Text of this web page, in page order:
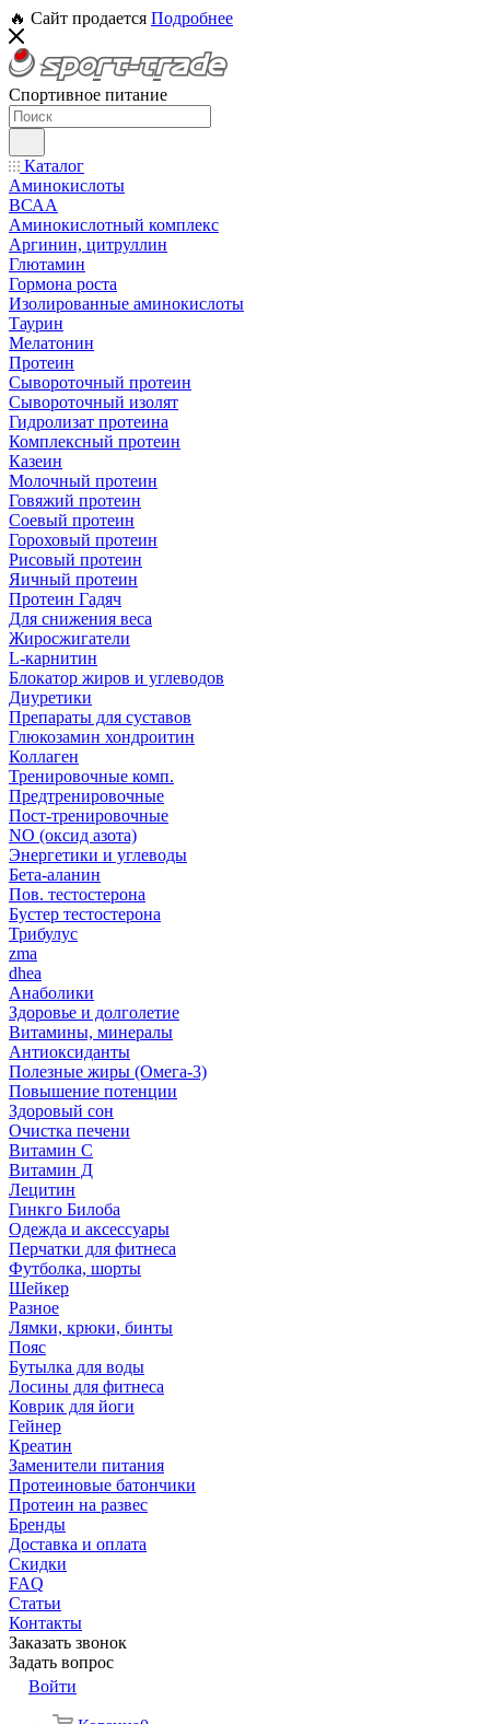
🔥 Сайт продается Подробнее
Спортивное питание
Каталог
Аминокислоты
ВСАА
Аминокислотный комплекс
Аргинин, цитруллин
Глютамин
Гормона роста
Изолированные аминокислоты
Таурин
Мелатонин
Протеин
Сывороточный протеин
Сывороточный изолят
Гидролизат протеина
Комплексный протеин
Казеин
Молочный протеин
Говяжий протеин
Соевый протеин
Гороховый протеин
Рисовый протеин
Яичный протеин
Протеин Гадяч
Для снижения веса
Жиросжигатели
L-карнитин
Блокатор жиров и углеводов
Диуретики
Препараты для суставов
Глюкозамин хондроитин
Коллаген
Тренировочные комп.
Предтренировочные
Пост-тренировочные
NO (оксид азота)
Энергетики и углеводы
Бета-аланин
Пов. тестостерона
Бустер тестостерона
Трибулус
zma
dhea
Анаболики
Здоровье и долголетие
Витамины, минералы
Антиоксиданты
Полезные жиры (Омега-3)
Повышение потенции
Здоровый сон
Очистка печени
Витамин С
Витамин Д
Лецитин
Гинкго Билоба
Одежда и аксессуары
Перчатки для фитнеса
Футболка, шорты
Шейкер
Разное
Лямки, крюки, бинты
Пояс
Бутылка для воды
Лосины для фитнеса
Коврик для йоги
Гейнер
Креатин
Заменители питания
Протеиновые батончики
Протеин на развес
Бренды
Доставка и оплата
Скидки
FAQ
Статьи
Контакты
Заказать звонок
Задать вопрос
Войти